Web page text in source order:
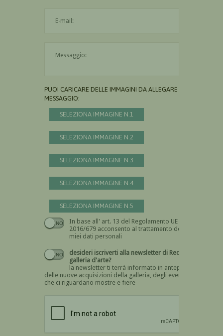
PUOI CARICARE DELLE IMMAGINI DA ALLEGARE AL
MESSAGGIO:
SELEZIONA IMMAGINE N.1
SELEZIONA IMMAGINE N.2
SELEZIONA IMMAGINE N.3
SELEZIONA IMMAGINE N.4
SELEZIONA IMMAGINE N.5
In base all' art. 13 del Regolamento UE n.
2016/679 acconsento al trattamento dei
miei dati personali
Devi dare il consenso
desideri iscriverti alla newsletter di Recta
galleria d'arte?
la newsletter ti terrà informato in anteprima
delle nuove acquisizioni della galleria, degli eventi
che ci riguardano mostre e fiere